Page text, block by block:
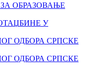
ОБРАЗОВАЊЕ
У
ОДБОРА СРПСКЕ
ОДБОРА СРПСКЕ